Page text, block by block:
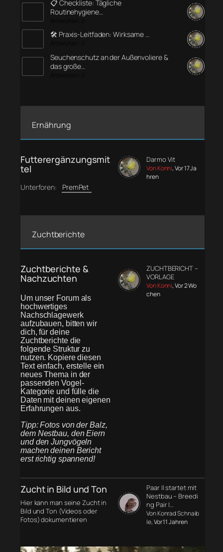
📋 Checkliste: Tägliche
Routinehygiene…
🛠️ Praxis-Leitfaden: Wirksame …
Seuchenschutz an der Außenvoliere &
das große…
Ernährung
Futterergänzungsmit
tel
Unterforen: PremPet
Darmo Vit
Von Konni, Vor 17 Ja
hren
Zuchtberichte
Zuchtberichte &
Nachzuchten
Um unser Forum als
hochwertiges
Nachschlagewerk
aufzubauen, bitten wir
dich, für deine
Zuchtberichte die
folgende Struktur zu
nutzen. Kopiere diesen
Text einfach, erstelle ein
neues Thema in der
passenden Vogel-
Kategorie und fülle die
Daten mit deinen eigenen
Erfahrungen aus.
Tipp: Fotos von der Balz,
dem Nestbau, den Eiern
und den Jungvögeln
machen deinen Bericht
erst richtig spannend!
ZUCHTBERICHT –
VORLAGE
Von Konni, Vor 2 Wo
chen
Zucht in Bild und Ton
Hier kann man seine Zucht in
Bild und Ton (Videos oder
Fotos) dokumentieren
Paar II startet mit
Nestbau – Breedi
ng Pair I…
Von Konrad Schnaib
le, Vor 11 Jahren